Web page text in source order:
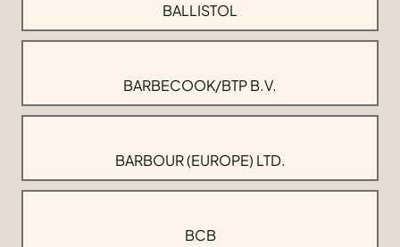
BALLISTOL
BARBECOOK/BTP B.V.
BARBOUR (EUROPE) LTD.
BCB